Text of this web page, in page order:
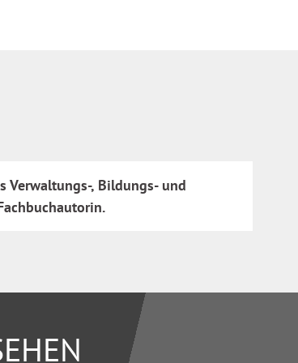
Verwaltungs-, Bildungs- und